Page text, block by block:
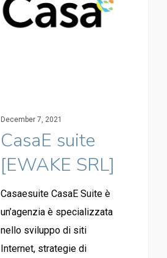
December 7, 2021
CasaE suite
[EWAKE SRL]
Casaesuite CasaE Suite è
un’agenzia è specializzata
nello sviluppo di siti
Internet, strategie di